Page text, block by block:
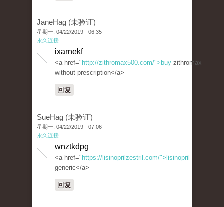
JaneHag (未验证)
星期一, 04/22/2019 - 06:35
永久连接
ixarnekf
<a href=" http://zithromax500.com/">buy zithromax
without prescription</a>
回复
SueHag (未验证)
星期一, 04/22/2019 - 07:06
永久连接
wnztkdpg
<a href=" https://lisinoprilzestril.com/">lisinopril
generic</a>
回复